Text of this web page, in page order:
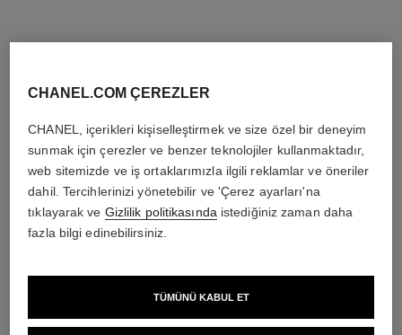
Tek Dokunuşta Parlaklik, Renk,
Yoğunluk
Eau de Parfum Spray
Ref. 126260
en düşük fiyat
CHANEL.COM ÇEREZLER
CHANEL, içerikleri kişiselleştirmek ve size özel bir deneyim
sunmak için çerezler ve benzer teknolojiler kullanmaktadır,
web sitemizde ve iş ortaklarımızla ilgili reklamlar ve öneriler
dahil. Tercihlerinizi yönetebilir ve 'Çerez ayarları'na
tıklayarak ve Gizlilik politikasında istediğiniz zaman daha
fazla bilgi edinebilirsiniz.
TÜMÜNÜ KABUL ET